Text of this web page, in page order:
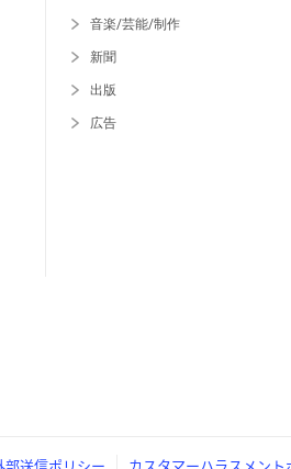
音楽/芸能/制作
新聞
出版
広告